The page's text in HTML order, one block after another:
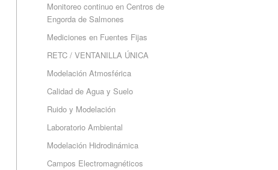
Monitoreo continuo en Centros de
Engorda de Salmones
Mediciones en Fuentes Fijas
RETC / VENTANILLA ÚNICA
Modelación Atmosférica
Calidad de Agua y Suelo
Ruido y Modelación
Laboratorio Ambiental
Modelación Hidrodinámica
Campos Electromagnéticos